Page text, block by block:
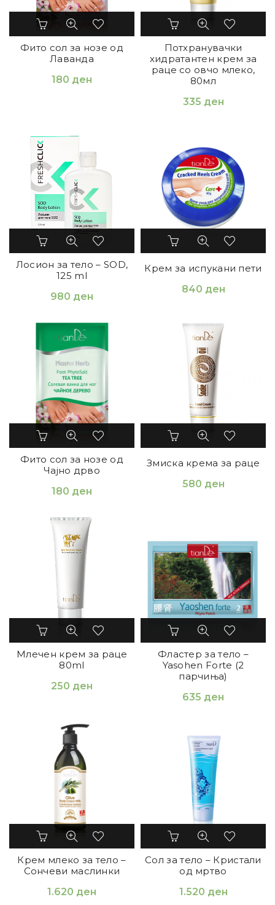
Фито сол за нозе од
Лаванда
180 ден
Потхранувачки
хидратантен крем за
раце со овчо млеко,
80мл
335 ден
Лосион за тело – SOD,
125 ml
980 ден
Крем за испукани пети
840 ден
Фито сол за нозе од
Чајно дрво
180 ден
Змиска крема за раце
580 ден
Млечен крем за раце
80ml
250 ден
Фластер за тело –
Yasohen Forte (2
парчиња)
635 ден
Крем млеко за тело –
Сончеви маслинки
1.620 ден
Сол за тело – Кристали
од мртво
1.520 ден